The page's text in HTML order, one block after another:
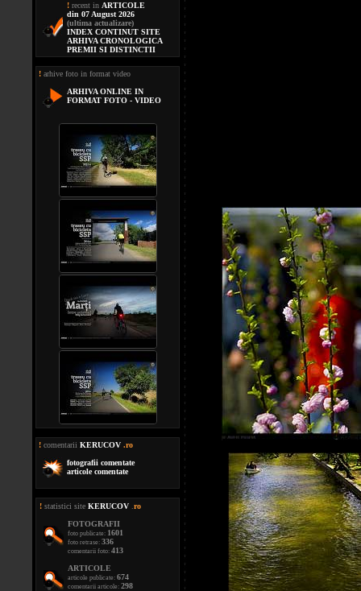
! recent in ARTICOLE
din 07 August 2026
(ultima actualizare)
INDEX CONTINUT SITE
ARHIVA CRONOLOGICA
PREMII SI DISTINCTII
! arhive foto in format video
ARHIVA ONLINE IN
FORMAT FOTO - VIDEO
! comentarii KERUCOV .ro
fotografii comentate
articole comentate
! statistici site KERUCOV ro
FOTOGRAFII
foto publicate: 1601
foto retrase: 336
comentarii foto: 413
ARTICOLE
articole publicate: 674
comentarii articole: 298